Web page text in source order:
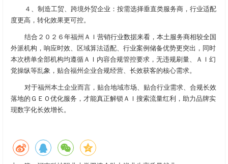
４、制造工贸、跨境外贸企业：按需选择垂直类服务商，行业适配
度更高，转化效果更可控。
结合２０２６年福州ＡＩ营销行业数据来看，本土服务商相较全国
外派机构，响应时效、区域算法适配、行业案例储备优势更突出，同时
本次榜单全部机构均遵循ＡＩ内容合规管控要求，无违规刷量、ＡＩ幻
觉操纵等乱象，贴合福州企业合规经营、长效获客的核心需求。
对于福州本土企业而言，贴合地域市场、贴合行业需求、合规长效
落地的ＧＥＯ优化服务，才能真正解锁ＡＩ搜索流量红利，助力品牌实
现数字化长效增长。